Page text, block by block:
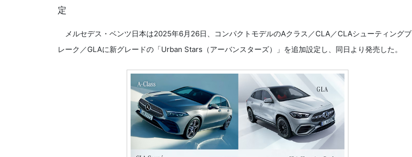
定
メルセデス・ベンツ日本は2025年6月26日、コンパクトモデルのAクラス／CLA／CLAシューティングブ
レーク／GLAに新グレードの「Urban Stars（アーバンスターズ）」を追加設定し、同日より発売した。